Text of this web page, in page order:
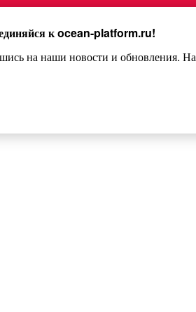
кocean-platform.ru!
на наши новости и обновления.